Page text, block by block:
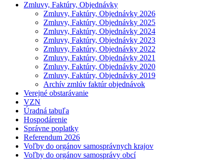
Zmluvy, Faktúry, Objednávky
Zmluvy, Faktúry, Objednávky 2026
Zmluvy, Faktúry, Objednávky 2025
Zmluvy, Faktúry, Objednávky 2024
Zmluvy, Faktúry, Objednávky 2023
Zmluvy, Faktúry, Objednávky 2022
Zmluvy, Faktúry, Objednávky 2021
Zmluvy, Faktúry, Objednávky 2020
Zmluvy, Faktúry, Objednávky 2019
Archív zmlúv faktúr objednávok
Verejné obstarávanie
VZN
Úradná tabuľa
Hospodárenie
Správne poplatky
Referendum 2026
Voľby do orgánov samosprávnych krajov
Voľby do orgánov samosprávy obcí